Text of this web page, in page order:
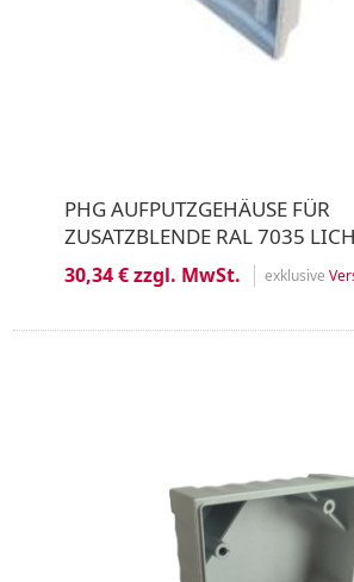
PHG AUFPUTZGEHÄUSE FÜR
ZUSATZBLENDE RAL 7035
30,34 € zzgl. MwSt. exklusive